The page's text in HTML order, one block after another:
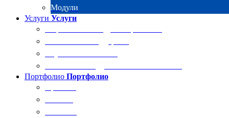
Модули
Услуги Услуги
Портфолио Портфолио